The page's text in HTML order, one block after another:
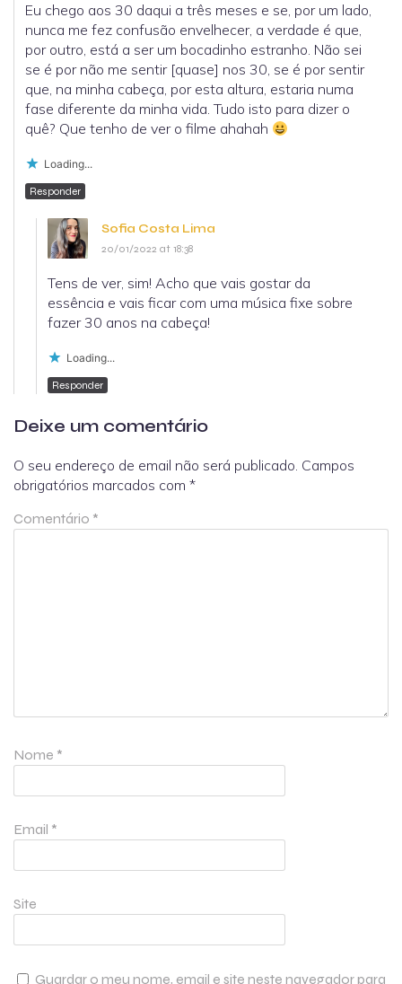
Eu chego aos 30 daqui a três meses e se, por um lado,
nunca me fez confusão envelhecer, a verdade é que,
por outro, está a ser um bocadinho estranho. Não sei
se é por não me sentir [quase] nos 30, se é por sentir
que, na minha cabeça, por esta altura, estaria numa
fase diferente da minha vida. Tudo isto para dizer o
quê? Que tenho de ver o filme ahahah
Loading...
Responder
Sofia Costa Lima
20/01/2022 at 18:38
Tens de ver, sim! Acho que vais gostar da
essência e vais ficar com uma música fixe sobre
fazer 30 anos na cabeça!
Loading...
Responder
Deixe um comentário
O seu endereço de email não será publicado. Campos
obrigatórios marcados com *
Comentário *
Nome *
Email *
Site
Guardar o meu nome, email e site neste navegador para